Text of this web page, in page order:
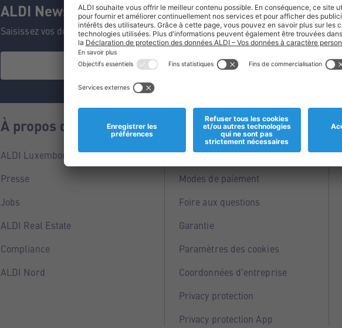
ALDI Newsletter
Saisissez vos données et ne manquez aucune de nos offres.
À propos de nous
ALDI Luxembourg
Presse
Jobs
ALDI Real Estate
Compliance
ALDI Nord
Informations
Magasins
Modes de paiement
Foire aux questions
Garantie
Paramètres des cookies
Coordonnées d'entreprise
Privacy protection
Privacy protection App